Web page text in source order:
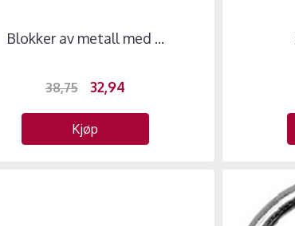
Blokker av metall med ...
38,75 32,94
Kjøp